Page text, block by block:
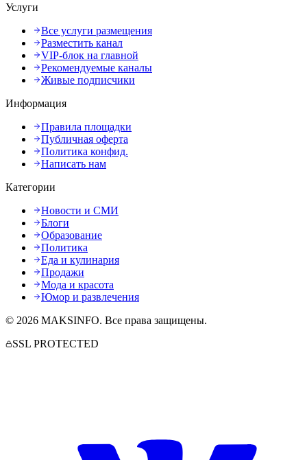
Услуги
Все услуги размещения
Разместить канал
VIP-блок на главной
Рекомендуемые каналы
Живые подписчики
Информация
Правила площадки
Публичная оферта
Политика конфид.
Написать нам
Категории
Новости и СМИ
Блоги
Образование
Политика
Еда и кулинария
Продажи
Мода и красота
Юмор и развлечения
© 2026 MAKSINFO. Все права защищены.
SSL PROTECTED